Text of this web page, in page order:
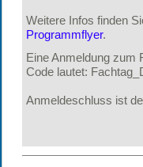
Weitere Infos finden
Programmflyer.
Eine Anmeldung zum
Code lautet:
Anmeldeschluss ist